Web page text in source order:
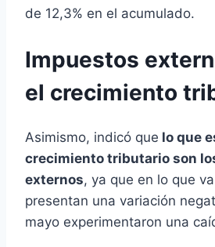
de 12,3% en el acumulado.
Impuestos
el crecimiento
Asimismo, indicó que lo que
crecimiento tributario son
externos, ya que en lo que
presentan una variación
mayo experimentaron una